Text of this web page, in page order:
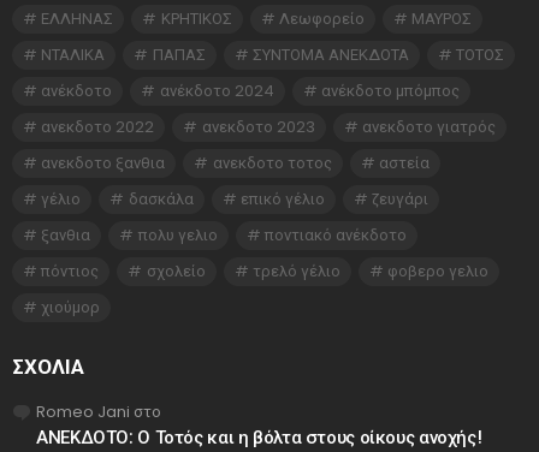
ΕΛΛΗΝΑΣ
ΚΡΗΤΙΚΟΣ Λεωφορείο
ΜΑΥΡΟΣ
ΝΤΑΛΙΚΑ
ΠΑΠΑΣ ΣΥΝΤΟΜΑ ΑΝΕΚΔΟΤΑ
ΤΟΤΟΣ
ανέκδοτο
ανέκδοτο 2024
ανέκδοτο μπόμπος
ανεκδοτο 2022
ανεκδοτο 2023
ανεκδοτο γιατρός
ανεκδοτο ξανθια
ανεκδοτο τοτος
αστεία
γέλιο
δασκάλα επικό γέλιο
ζευγάρι
ξανθια
πολυ γελιο
ποντιακό ανέκδοτο
πόντιος
σχολείο τρελό γέλιο
φοβερο γελιο
χιούμορ
ΣΧΌΛΙΑ
Romeo Jani στο
ΑΝΕΚΔΟΤΟ: Ο Τοτός και η βόλτα στους οίκους ανοχής!